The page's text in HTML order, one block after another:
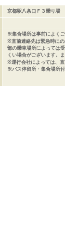
京都駅八条口Ｆ３乗り場
※集合場所は事前によく
※直前連絡先は緊急時に
部の乗車場所によっては
くい場合がございます。
※運行会社によっては、
※バス停留所・集合場所